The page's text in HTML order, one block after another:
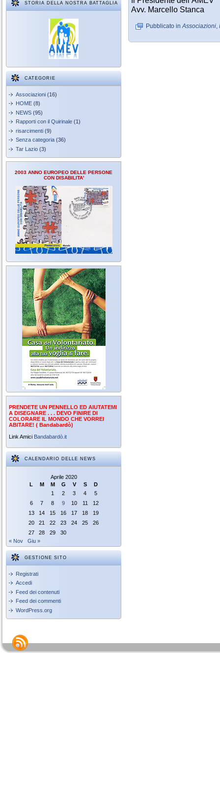
STORIA DELLA NOSTRA BATTAGLIA
CATEGORIE
Associazioni (16)
HOME (8)
NEWS (95)
Rapporti con il Quirinale (1)
risarcimenti (9)
Senza categoria (36)
Tar Lazio (3)
2003 ANNO EUROPEO DELLE PERSONE
CON DISABILITA'
PRENDETE UN PENNELLO ED AIUTATEMI
A DISEGNARE . . . DEVO FINIRE DI
COLORARE IL MONDO CHE VORREI
ABITARE! ( Bandabardò)
Link Amici Bandabardò.it
CALENDARIO DELLE NEWS
Aprile 2020
L
M M G V S
D
1
2 3 4
5
6
7 8 9 10 11
12
13
14 15 16 17 18
19
20
21 22 23 24 25
26
27
28 29
30
« Nov
Giu »
GESTIONE SITO
Registrati
Accedi
Feed dei contenuti
Feed dei commenti
WordPress.org
Avv. Marcello Stanca
Pubblicato inAssociazioni,